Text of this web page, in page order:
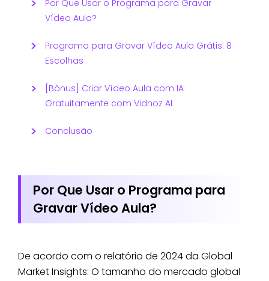
Por Que Usar o Programa para Gravar
Vídeo Aula?
Programa para Gravar Vídeo Aula Grátis: 8
Escolhas
[Bônus] Criar Vídeo Aula com IA
Gratuitamente com Vidnoz AI
Conclusão
Por Que Usar o Programa para
Gravar Vídeo Aula?
De acordo com o relatório de 2024 da Global
Market Insights: O tamanho do mercado global